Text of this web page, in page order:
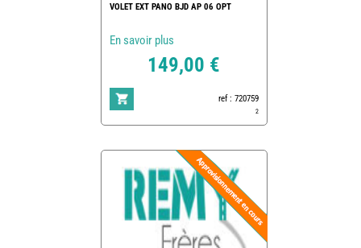
VOLET EXT PANO BJD AP 06 OPT
En savoir plus
149,00 €
ref : 720759
2